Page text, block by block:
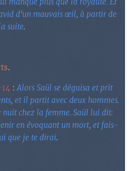
d'un mauvais œil, à partir de
suite.
.
:Alors Saül se déguisa et prit
et il partit avec deux hommes.
nuit chez la femme. Saül lui dit:
en évoquant un mort, et fais-
que je te dirai.